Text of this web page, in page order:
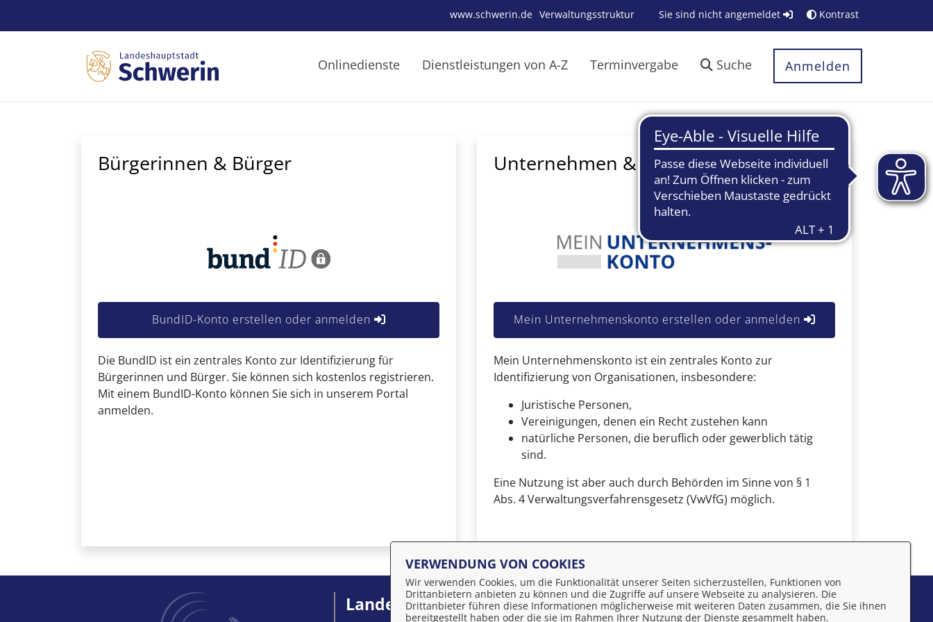
www.schwerin.de Verwaltungsstruktur Sie sind nicht angemeldet Kontrast
Onlinedienste Dienstleistungen von A-Z Terminvergabe Suche Anmelden
Bürgerinnen & Bürger
BundID-Konto erstellen oder anmelden
Die BundID ist ein zentrales Konto zur Identifizierung für
Bürgerinnen und Bürger. Sie können sich kostenlos registrieren.
Mit einem BundID-Konto können Sie sich in unserem Portal
anmelden.
Unternehmen & Organisationen
Mein Unternehmenskonto erstellen oder anmelden
Mein Unternehmenskonto ist ein zentrales Konto zur
Identifizierung von Organisationen, insbesondere:
Juristische Personen,
Vereinigungen, denen ein Recht zustehen kann
natürliche Personen, die beruflich oder gewerblich tätig
sind.
Eine Nutzung ist aber auch durch Behörden im Sinne von § 1
Abs. 4 Verwaltungsverfahrensgesetz (VwVfG) möglich.
Landeshauptstadt Schwerin
Impressum
VERWENDUNG VON COOKIES
Wir verwenden Cookies, um die Funktionalität unserer Seiten sicherzustellen, Funktionen von
Drittanbietern anbieten zu können und die Zugriffe auf unsere Webseite zu analysieren. Die
Drittanbieter führen diese Informationen möglicherweise mit weiteren Daten zusammen, die Sie ihnen
bereitgestellt haben oder die sie im Rahmen Ihrer Nutzung der Dienste gesammelt haben.